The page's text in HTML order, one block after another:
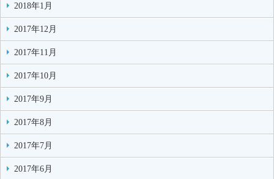
2018年1月
2017年12月
2017年11月
2017年10月
2017年9月
2017年8月
2017年7月
2017年6月